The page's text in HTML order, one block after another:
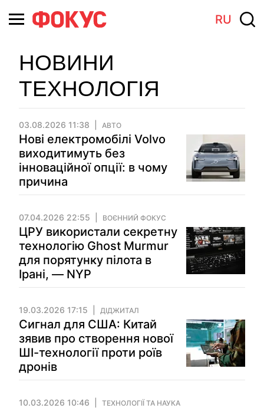
RU
НОВИНИ
ТЕХНОЛОГІЯ
03.08.2026 11:38 АВТО
Нові електромобілі Volvo
виходитимуть без
інноваційної опції: в чому
причина
07.04.2026 22:55 ВОЄННИЙ ФОКУС
ЦРУ використали секретну
технологію Ghost Murmur
для порятунку пілота в
Ірані, — NYP
19.03.2026 17:15 ДІДЖИТАЛ
Сигнал для США: Китай
зявив про створення нової
ШІ-технології проти роїв
дронів
10.03.2026 10:46 ТЕХНОЛОГІЇ ТА НАУКА